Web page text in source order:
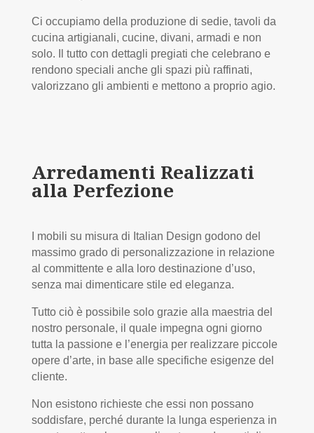
Ci occupiamo della produzione di sedie, tavoli da
cucina artigianali, cucine, divani, armadi e non
solo. Il tutto con dettagli pregiati che celebrano e
rendono speciali anche gli spazi più raffinati,
valorizzano gli ambienti e mettono a proprio agio.
Arredamenti Realizzati
alla Perfezione
I mobili su misura di Italian Design godono del
massimo grado di personalizzazione in relazione
al committente e alla loro destinazione d’uso,
senza mai dimenticare stile ed eleganza.
Tutto ciò è possibile solo grazie alla maestria del
nostro personale, il quale impegna ogni giorno
tutta la passione e l’energia per realizzare piccole
opere d’arte, in base alle specifiche esigenze del
cliente.
Non esistono richieste che essi non possano
soddisfare, perché durante la lunga esperienza in